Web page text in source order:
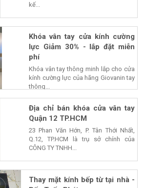
kế...
Khóa vân tay cửa kính cường
lực Giảm 30% - lắp đặt miễn
phí
Khóa vân tay thông minh lắp cho cửa
kính cường lực của hãng Giovanin tay
thông...
Địa chỉ bán khóa cửa vân tay
Quận 12 TP.HCM
23 Phan Văn Hớn, P. Tân Thới Nhất,
Q.12, TP.HCM là trụ sở chính của
CÔNG TY TNHH...
Thay mặt kính bếp từ tại nhà -